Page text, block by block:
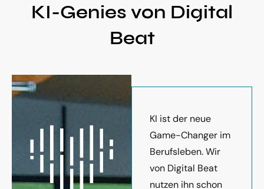
KI-Genies von Digital
Beat
KI ist der neue
Game-Changer im
Berufsleben. Wir
von Digital Beat
nutzen ihn schon